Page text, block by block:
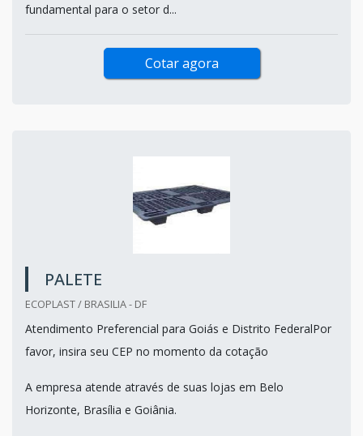
fundamental para o setor d...
Cotar agora
PALETE
ECOPLAST / BRASILIA - DF
Atendimento Preferencial para Goiás e Distrito FederalPor
favor, insira seu CEP no momento da cotação
A empresa atende através de suas lojas em Belo
Horizonte, Brasília e Goiânia.